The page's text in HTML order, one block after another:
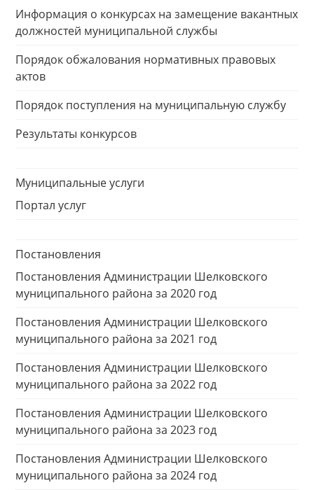
Информация о конкурсах на замещение вакантных
должностей муниципальной службы
Порядок обжалования нормативных правовых
актов
Порядок поступления на муниципальную службу
Результаты конкурсов
Муниципальные услуги
Портал услуг
Постановления
Постановления Администрации Шелковского
муниципального района за 2020 год
Постановления Администрации Шелковского
муниципального района за 2021 год
Постановления Администрации Шелковского
муниципального района за 2022 год
Постановления Администрации Шелковского
муниципального района за 2023 год
Постановления Администрации Шелковского
муниципального района за 2024 год